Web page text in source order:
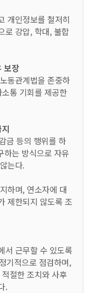
개인정보를 철저히
로 강압, 학대, 불합
보장
동관계법을 존중하
통 기회를 제공한
금 등의 행위를 하
하는 방식으로 자유
는다.
하며, 연소자에 대
제한되지 않도록 조
서 근무할 수 있도록
기적으로 점검하며,
절한 조치와 사후
.